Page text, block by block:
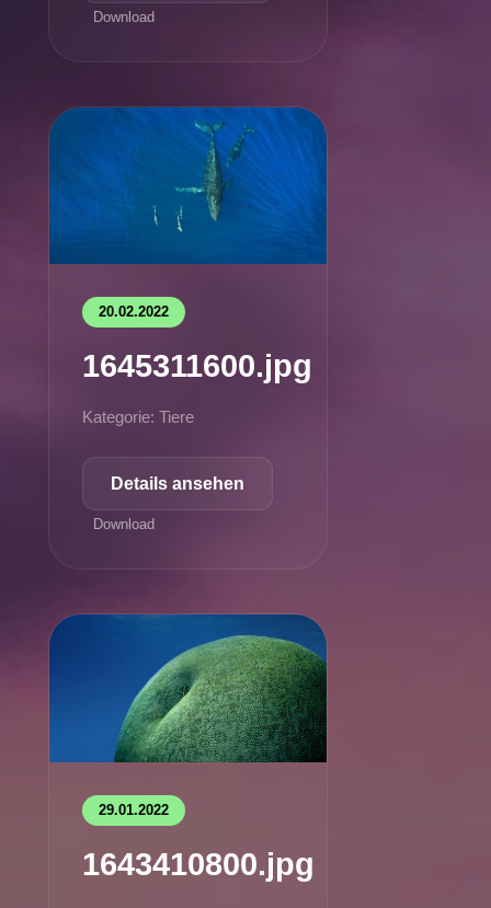
Download
20.02.2022
1645311600.jpg
Kategorie: Tiere
Details ansehen
Download
29.01.2022
1643410800.jpg